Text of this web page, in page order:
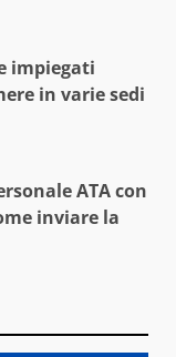
impiegati
in varie sedi
ATA con
inviare la